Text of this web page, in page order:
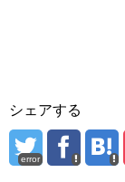
シェアする
error